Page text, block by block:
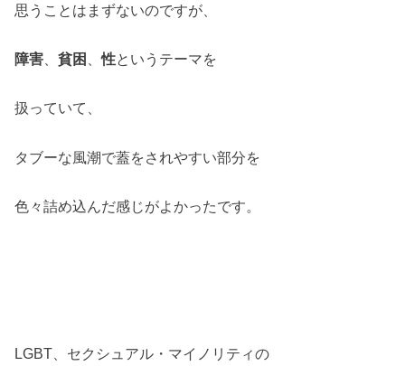
思うことはまずないのですが、
障害 、貧困 、性というテーマを
扱っていて、
タブーな風潮で蓋をされやすい部分を
色々詰め込んだ感じがよかったです。
LGBT、セクシュアル・マイノリティの